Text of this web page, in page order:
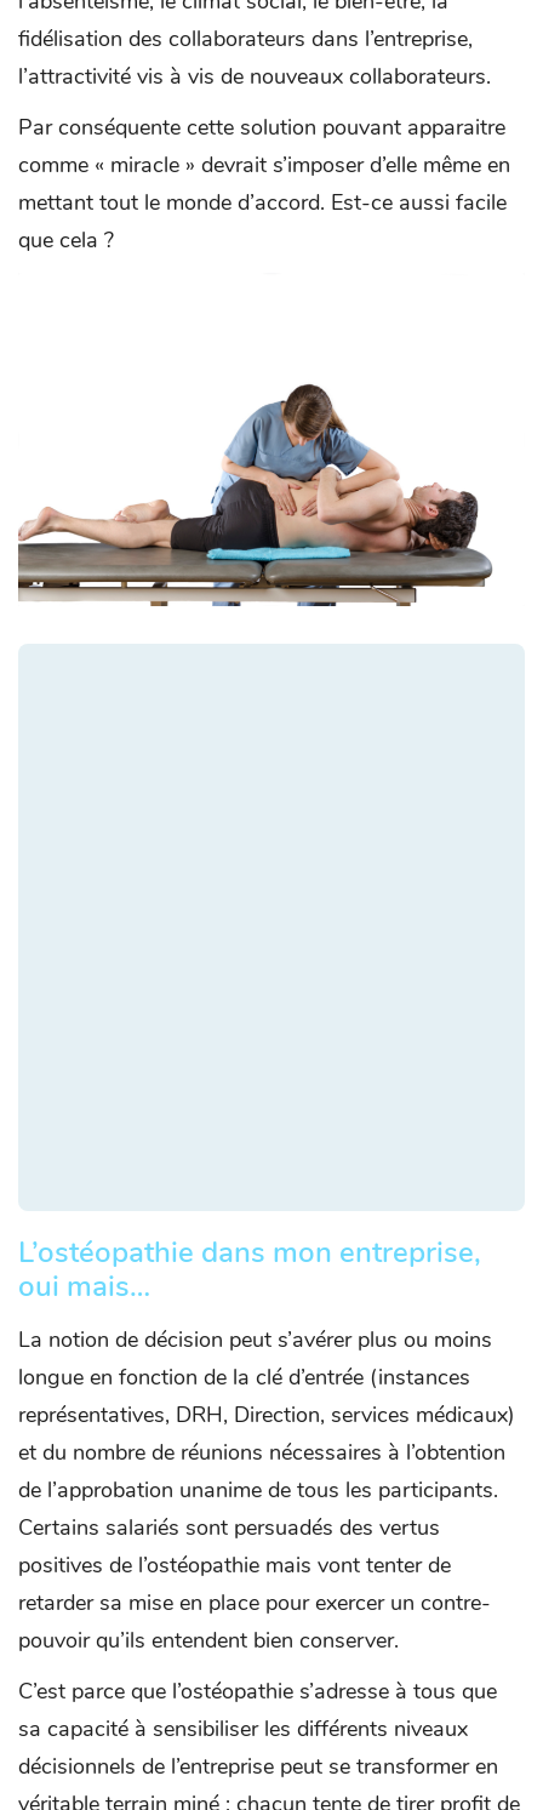
fidélisation des collaborateurs dans l’entreprise,
l’attractivité vis à vis de nouveaux collaborateurs.
Par conséquente cette solution pouvant apparaitre
comme « miracle » devrait s’imposer d’elle même en
mettant tout le monde d’accord. Est-ce aussi facile
que cela ?
L’ostéopathie dans mon entreprise,
oui mais…
La notion de décision peut s’avérer plus ou moins
longue en fonction de la clé d’entrée (instances
représentatives, DRH, Direction, services médicaux)
et du nombre de réunions nécessaires à l’obtention
de l’approbation unanime de tous les participants.
Certains salariés sont persuadés des vertus
positives de l’ostéopathie mais vont tenter de
retarder sa mise en place pour exercer un contre-
pouvoir qu’ils entendent bien conserver.
C’est parce que l’ostéopathie s’adresse à tous que
sa capacité à sensibiliser les différents niveaux
décisionnels de l’entreprise peut se transformer en
véritable terrain miné : chacun tente de tirer profit de